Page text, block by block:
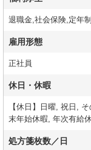
退職金,社会保険,定年
雇用形態
正社員
休日・休暇
【休日】日曜, 祝日,
末年始休暇, 年次有給
処方箋枚数／日